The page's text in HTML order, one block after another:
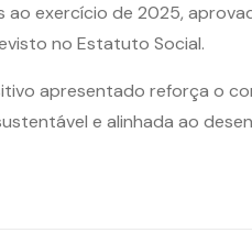
ao exercício de 2025,
no Estatuto Social.
apresentado reforça o
e alinhada ao